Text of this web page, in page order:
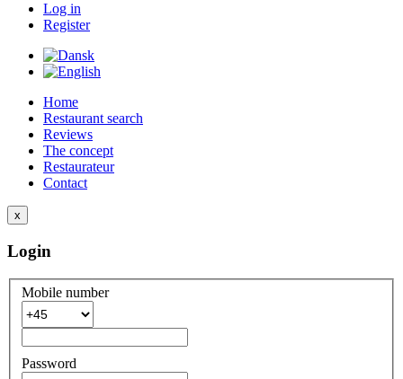
Log in
Register
Home
Restaurant search
Reviews
The concept
Restaurateur
Contact
x
Login
Mobile number
Password